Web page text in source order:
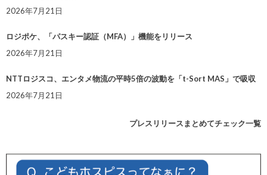
2026年7月21日
ロジポケ、「パスキー認証（MFA）」機能をリリース
2026年7月21日
NTTロジスコ、エンタメ物流の平時5倍の波動を「t-Sort MAS」で吸収
2026年7月21日
プレスリリースまとめてチェック一覧